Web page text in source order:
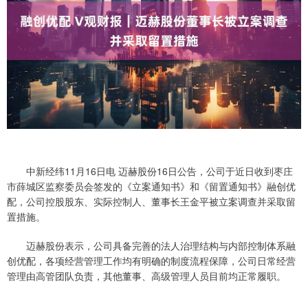
中新经纬11月16日电 迈赫股份16日公告，公司于近日收到枣庄
市薛城区监察委员会签发的《立案通知书》和《留置通知书》融创优
配，公司控股股东、实际控制人、董事长王金平被立案调查并采取留
置措施。
迈赫股份表示，公司具备完善的法人治理结构与内部控制体系融
创优配，各项经营管理工作均有明确的制度流程保障，公司日常经营
管理由高管团队负责，其他董事、高级管理人员目前均正常履职。